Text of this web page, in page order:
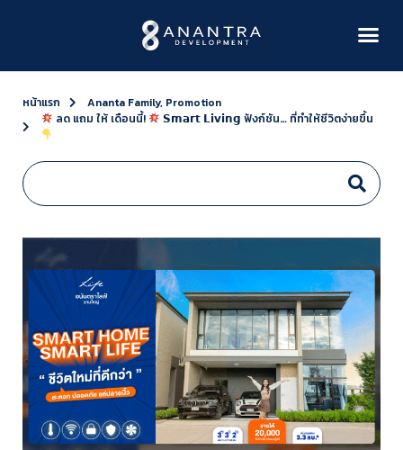
หน้าแรก Ananta Family, Promotion
ลด แถม ให้ เดือนนี้!
𝗦𝗺𝗮𝗿𝘁 𝗟𝗶𝘃𝗶𝗻𝗴 ฟังก์ชัน… ที่ทำให้ชีวิตง่ายขึ้น